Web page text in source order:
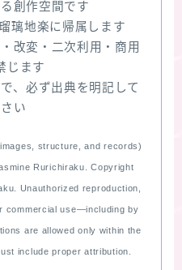
創作空間です
璃地楽に帰属します
改変・二次利用・商用
じます
、必ず出典を明記して
い
structure, and records)
Rurichiraku. Copyright
Unauthorized reproduction,
commercial use—including by
are allowed only within the
include proper attribution.